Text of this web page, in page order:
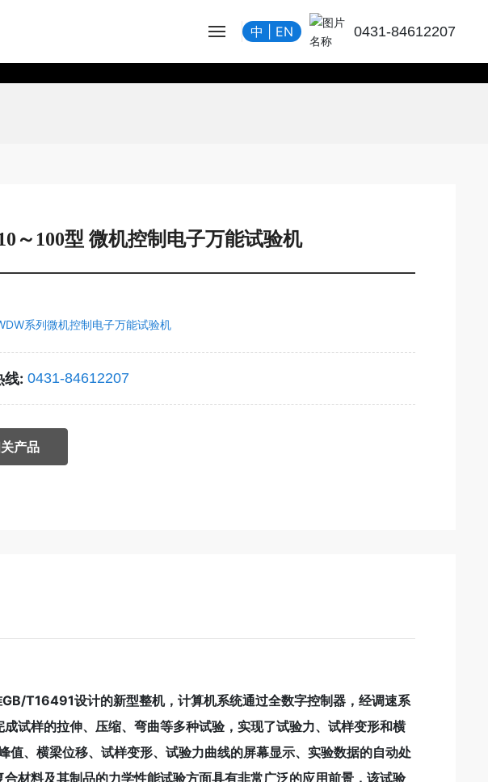
中 EN 0431-84612207
～100型 微机控制电子万能试验机
系列微机控制电子万能试验机
线: 0431-84612207
产品
T16491设计的新型整机，计算机系统通过全数字控制器，经调速系
试样的拉伸、压缩、弯曲等多种试验，实现了试验力、试样变形和横
、横梁位移、试样变形、试验力曲线的屏幕显示、实验数据的自动处
材料及其制品的力学性能试验方面具有非常广泛的应用前景，该试验